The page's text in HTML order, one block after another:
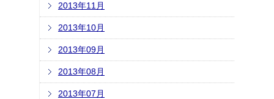
2013年11月
2013年10月
2013年09月
2013年08月
2013年07月